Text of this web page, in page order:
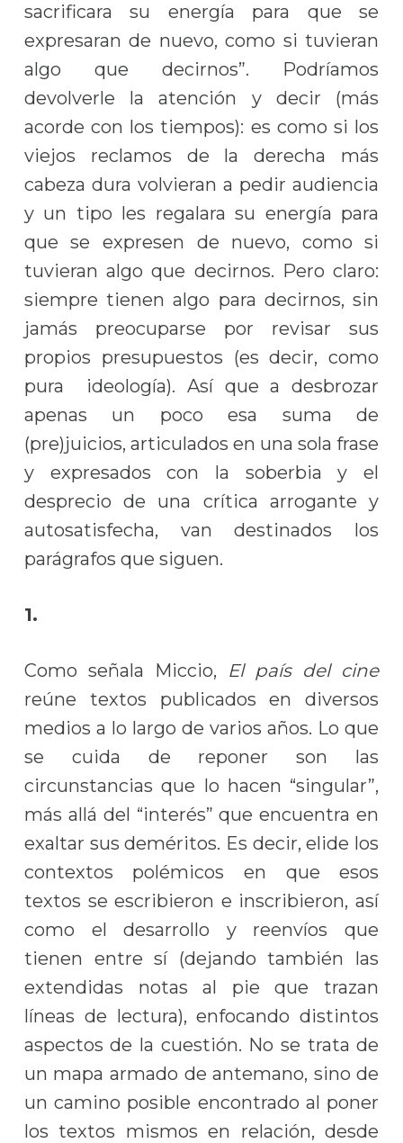
sacrificara su energía para que se
expresaran de nuevo, como si tuvieran
algo que decirnos”. Podríamos
devolverle la atención y decir (más
acorde con los tiempos): es como si los
viejos reclamos de la derecha más
cabeza dura volvieran a pedir audiencia
y un tipo les regalara su energía para
que se expresen de nuevo, como si
tuvieran algo que decirnos. Pero claro:
siempre tienen algo para decirnos, sin
jamás preocuparse por revisar sus
propios presupuestos (es decir, como
pura ideología). Así que a desbrozar
apenas un poco esa suma de
(pre)juicios, articulados en una sola frase
y expresados con la soberbia y el
desprecio de una crítica arrogante y
autosatisfecha, van destinados los
parágrafos que siguen.
1.
Como señala Miccio, El país del cine
reúne textos publicados en diversos
medios a lo largo de varios años. Lo que
se cuida de reponer son las
circunstancias que lo hacen “singular”,
más allá del “interés” que encuentra en
exaltar sus deméritos. Es decir, elide los
contextos polémicos en que esos
textos se escribieron e inscribieron, así
como el desarrollo y reenvíos que
tienen entre sí (dejando también las
extendidas notas al pie que trazan
líneas de lectura), enfocando distintos
aspectos de la cuestión. No se trata de
un mapa armado de antemano, sino de
un camino posible encontrado al poner
los textos mismos en relación, desde